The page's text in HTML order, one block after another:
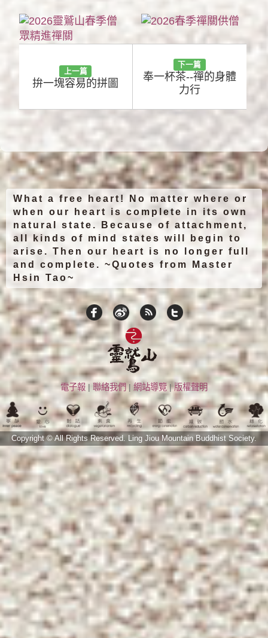
上一篇
拚一塊容易的拼圖
下一篇
奉一杯茶--禪的身體
力行
What a free heart! No matter where or
when our heart is complete in its own
natural state. Because of attachment,
all kinds of mind states will begin to
arise. Then our heart is no longer full
and complete. ~Quotes from Master
Hsin Tao~
電子報 | 聯絡我們| 網站導覽|版權聲明
Copyright © All Rights Reserved. Ling Jiou Mountain Buddhist Society.